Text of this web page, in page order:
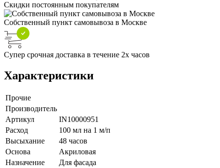
Скидки постоянным покупателям
Собственный пункт самовывоза в Москве
Супер срочная доставка в течение 2х часов
Характеристики
Прочие
Производитель
Артикул
IN10000951
Расход
100 мл на 1 м/п
Высыхание
48 часов
Основа
Акриловая
Назначение
Для фасада